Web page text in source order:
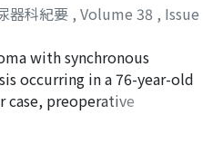
器科紀要 , Volume 38 , Issue
木, 正泰;Masuda, Fujio
with synchronous
occurring in a 76-year-old
case, preoperative
revealed the